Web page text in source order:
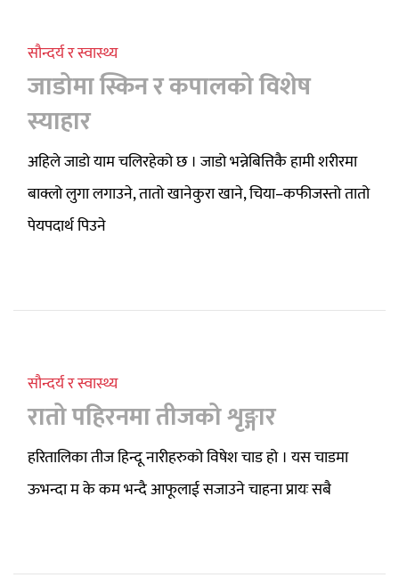
सौन्दर्य र स्वास्थ्य
जाडोमा स्किन र कपालको विशेष
स्याहार
अहिले जाडो याम चलिरहेको छ । जाडो भन्नेबित्तिकै हामी शरीरमा
बाक्लो लुगा लगाउने, तातो खानेकुरा खाने, चिया–कफीजस्तो तातो
पेयपदार्थ पिउने
सौन्दर्य र स्वास्थ्य
रातो पहिरनमा तीजको शृङ्गार
हरितालिका तीज हिन्दू नारीहरुको विषेश चाड हो । यस चाडमा
ऊभन्दा म के कम भन्दै आफूलाई सजाउने चाहना प्रायः सबै